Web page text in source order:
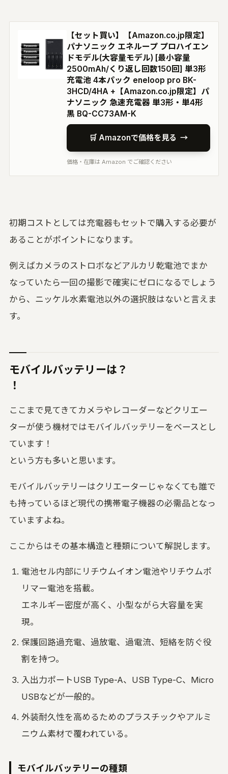
【セット買い】【Amazon.co.jp限定】
パナソニック エネループ プロハイエン
ドモデル(大容量モデル) [最小容量
2500mAh/くり返し回数150回] 単3形
充電池 4本パック eneloop pro BK-
3HCD/4HA +【Amazon.co.jp限定】パ
ナソニック 急速充電器 単3形・単4形
黒 BQ-CC73AM-K
🛒 Amazonで価格を見る →
価格・在庫は Amazon でご確認ください
初期コストとしては充電器もセットで購入する必要が
あることがポイントになります。
例えばカメラのストロボなどアルカリ乾電池でまか
なっていたら一回の撮影で確実にゼロになるでしょう
から、ニッケル水素電池以外の選択肢はないと言えま
す。
モバイルバッテリーは？
！
ここまで見てきてカメラやレコーダーなどクリエー
ターが使う機材ではモバイルバッテリーをベースとし
ています！
という方も多いと思います。
モバイルバッテリーはクリエーターじゃなくても誰で
も持っているほど現代の携帯電子機器の必需品となっ
ていますよね。
ここからはその基本構造と種類について解説します。
電池セル内部にリチウムイオン電池やリチウムポ
リマー電池を搭載。
エネルギー密度が高く、小型ながら大容量を実
現。
保護回路過充電、過放電、過電流、短絡を防ぐ役
割を持つ。
入出力ポートUSB Type-A、USB Type-C、Micro
USBなどが一般的。
外装耐久性を高めるためのプラスチックやアルミ
ニウム素材で覆われている。
モバイルバッテリーの種類